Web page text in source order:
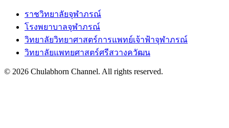
ราชวิทยาลัยจุฬาภรณ์
โรงพยาบาลจุฬาภรณ์
วิทยาลัยวิทยาศาสตร์การแพทย์เจ้าฟ้าจุฬาภรณ์
วิทยาลัยแพทยศาสตร์ศรีสวางควัฒน
© 2026 Chulabhorn Channel. All rights reserved.